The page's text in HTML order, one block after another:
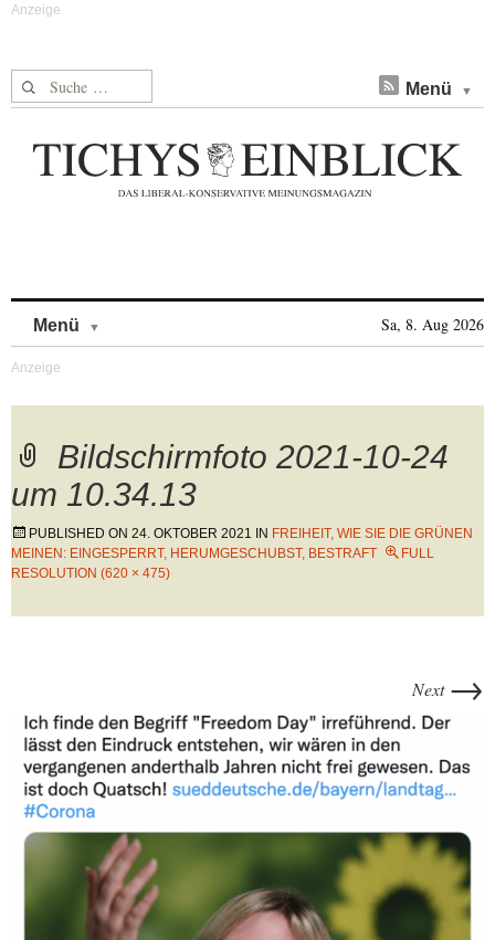
Suche nach: Menü
Menü Sa, 8. Aug 2026
Bildschirmfoto 2021-10-24
um 10.34.13
PUBLISHED ON 24. OKTOBER 2021 IN FREIHEIT, WIE SIE DIE GRÜNEN
MEINEN: EINGESPERRT, HERUMGESCHUBST, BESTRAFT
FULL
RESOLUTION (620 × 475)
Next →